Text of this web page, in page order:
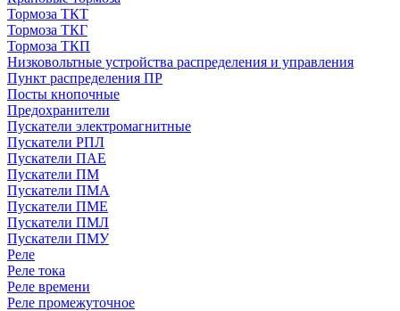
Тормоза ТКТ
Тормоза ТКГ
Тормоза ТКП
Низковольтные устройства распределения и управления
Пункт распределения ПР
Посты кнопочные
Предохранители
Пускатели электромагнитные
Пускатели РПЛ
Пускатели ПАЕ
Пускатели ПМ
Пускатели ПМА
Пускатели ПМЕ
Пускатели ПМЛ
Пускатели ПМУ
Реле
Реле тока
Реле времени
Реле промежуточное